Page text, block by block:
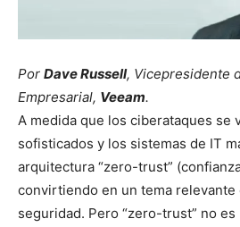
Por Dave Russell, Vicepresidente
Empresarial, Veeam.
A medida que los ciberataques se
sofisticados y los sistemas de IT
arquitectura “zero-trust”
convirtiendo en un tema relevante
seguridad. Pero “zero-trust” no